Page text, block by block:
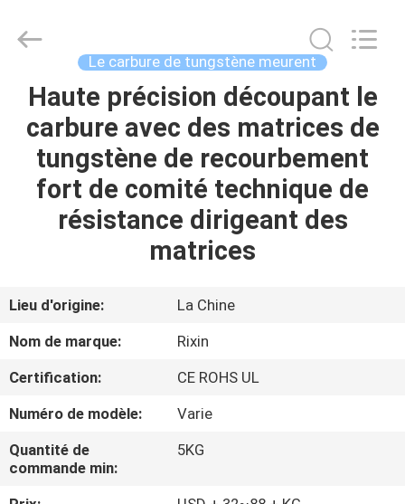
MAISON
PRODUITS
NOUS
D'USINE
CONTRÔLE
DE
Cemented
Carbide
Reserved.
Le carbure de tungstène meurent
Haute précision découpant le
carbure avec des matrices de
tungstène de recourbement
fort de comité technique de
résistance dirigeant des
matrices
Lieu d'origine:
La Chine
Nom de marque:
Rixin
Certification:
CE ROHS UL
Numéro de modèle:
Varie
Quantité de
commande min:
5KG